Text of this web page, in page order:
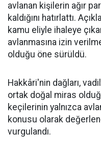
avlanan kişilerin ağır
kaldığını hatırlattı.
kamu eliyle ihaleye
avlanmasına izin
olduğu öne sürüldü.
Hakkâri'nin dağları,
ortak doğal miras
keçilerinin yalnızca
konusu olarak
vurgulandı.